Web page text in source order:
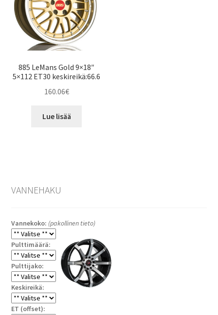
885 LeMans Gold 9×18″
5×112 ET30 keskireikä:66.6
160.06€
Lue lisää
VANNEHAKU
Vannekoko: (pakollinen tieto)
Pulttimäärä:
Pulttijako:
Keskireikä:
ET (offset):